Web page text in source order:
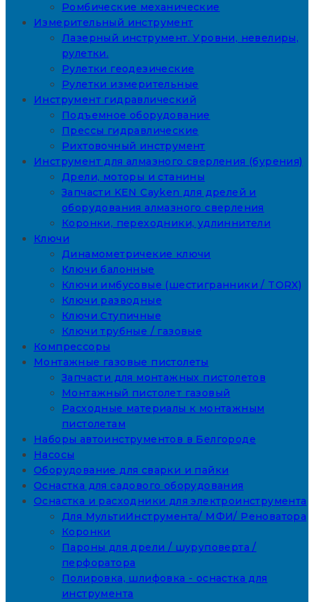
Ромбические механические
Измерительный инструмент
Лазерный инструмент. Уровни, невелиры,
рулетки.
Рулетки геодезические
Рулетки измерительные
Инструмент гидравлический
Подъемное оборудование
Прессы гидравлические
Рихтовочный инструмент
Инструмент для алмазного сверления (бурения)
Дрели, моторы и станины
Запчасти KEN Cayken для дрелей и
оборудования алмазного сверления
Коронки, переходники, удлиннители
Ключи
Динамометричекие ключи
Ключи балонные
Ключи имбусовые (шестигранники / TORX)
Ключи разводные
Ключи Ступичные
Ключи трубные / газовые
Компрессоры
Монтажные газовые пистолеты
Запчасти для монтажных пистолетов
Монтажный пистолет газовый
Расходные материалы к монтажным
пистолетам
Наборы автоинструментов в Белгороде
Насосы
Оборудование для сварки и пайки
Оснастка для садового оборудования
Оснастка и расходники для электроинструмента
Для МультиИнструмента/ МФИ/ Реноватора
Коронки
Пароны для дрели / шуруповерта /
перфоратора
Полировка, шлифовка - оснастка для
инструмента